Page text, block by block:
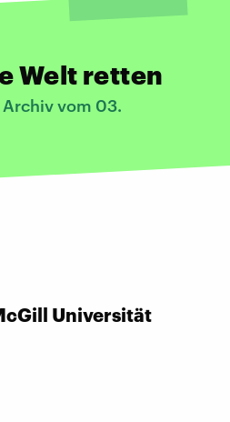
Welt retten
vom 03.
Universität